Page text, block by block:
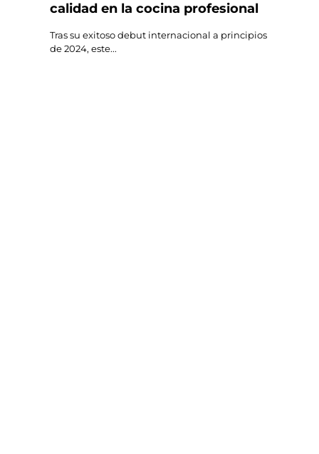
calidad en la cocina profesional
Tras su exitoso debut internacional a principios
de 2024, este...